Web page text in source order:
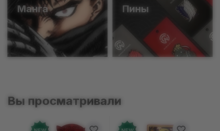
Манга Пины
Вы просматривали